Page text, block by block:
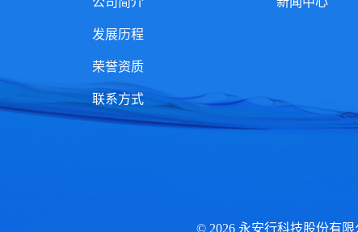
发展历程
荣誉资质
联系方式
© 2026 永安行科技股份有限